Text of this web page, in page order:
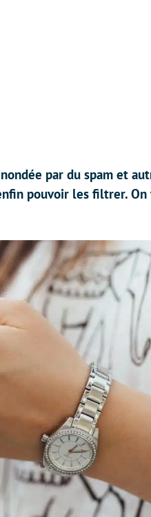
par du spam et
pouvoir les filtrer. On